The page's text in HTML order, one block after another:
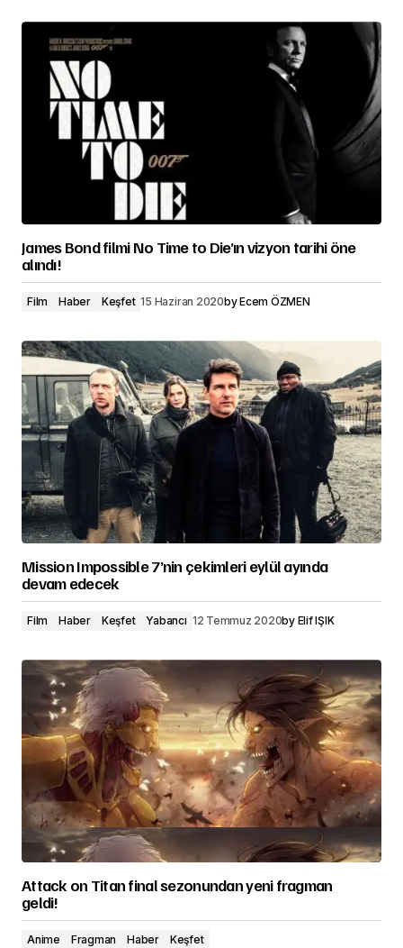
James Bond filmi No Time to Die’ın vizyon tarihi öne
alındı!
Film Haber Keşfet 15 Haziran 2020byEcem ÖZMEN
Mission Impossible 7’nin çekimleri eylül ayında
devam edecek
Film Haber Keşfet Yabancı 12 Temmuz 2020by Elif IŞIK
Attack on Titan final sezonundan yeni fragman
geldi!
Anime Fragman Haber Keşfet